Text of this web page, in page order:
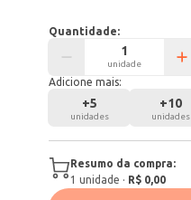
Quantidade:
unidade
Adicione mais:
+5
unidades
+10
unidades
Resumo da compra:
1 unidade · R$ 0,00